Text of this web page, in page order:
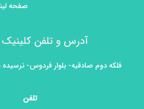
صفحه
آدرس و تلفن
فلکه دوم صادقیه- بلوار فردوس-
تلفن